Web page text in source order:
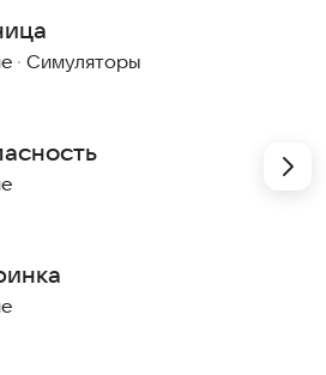
предметы. Начни
чтобы загрузить товары в
Подумай, как решить
состав поезда для тебя!
· Симуляторы